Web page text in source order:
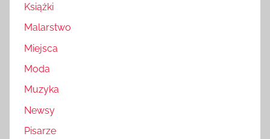
Książki
Malarstwo
Miejsca
Moda
Muzyka
Newsy
Pisarze